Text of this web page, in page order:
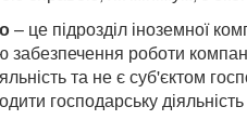
– це підрозділ іноземної
забезпечення роботи
та не є суб'єктом
господарську